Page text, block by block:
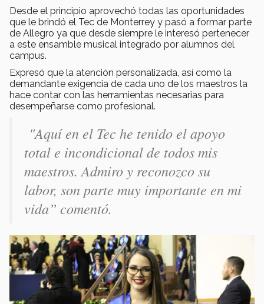
Desde el principio aprovechó todas las oportunidades
que le brindó el Tec de Monterrey y pasó a formar parte
de Allegro ya que desde siempre le interesó pertenecer
a este ensamble musical integrado por alumnos del
campus.
Expresó que la atención personalizada, así como la
demandante exigencia de cada uno de los maestros la
hace contar con las herramientas necesarias para
desempeñarse como profesional.
"Aquí en el Tec he tenido el apoyo
total e incondicional de todos mis
maestros. Admiro y reconozco su
labor, son parte muy importante en mi
vida” comentó.